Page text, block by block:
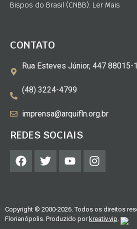
Bispos do Brasil (CNBB). Ler Mais
CONTATO
Rua Esteves Júnior, 447
(48) 3224-4799
imprensa@arquifln.org.br
REDES SOCIAIS
Copyright © 2000-2026. Todos os direitos
Florianópolis. Produzido por kreativ.vip